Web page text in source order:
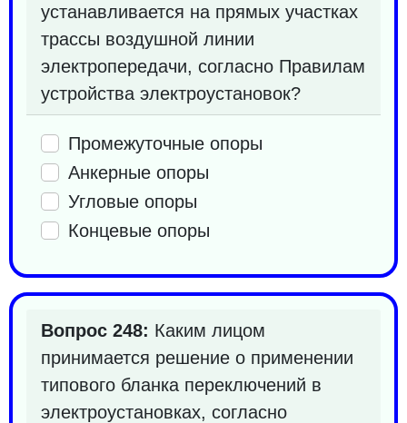
устанавливается на прямых участках
трассы воздушной линии
электропередачи, согласно Правилам
устройства электроустановок?
Промежуточные опоры
Анкерные опоры
Угловые опоры
Концевые опоры
Вопрос 248: Каким лицом
принимается решение о применении
типового бланка переключений в
электроустановках, согласно